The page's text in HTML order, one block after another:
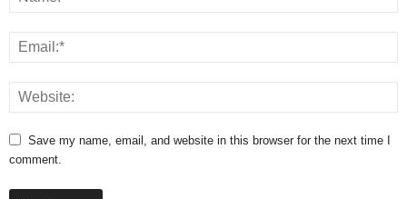
Save my name, email, and website in this browser for the next time I
comment.